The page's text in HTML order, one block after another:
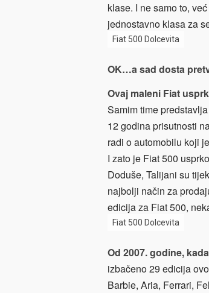
klase. I ne samo to,
jednostavno klasa za
Fiat 500 Dolcevita
OK…a sad dosta
Ovaj maleni Fiat
Samim time
12 godina prisutnosti
radi o automobilu koji
I zato je Fiat 500
Doduše, Talijani su
najbolji način za
edicija za Fiat 500,
Fiat 500 Dolcevita
Od 2007. godine,
izbačeno 29 edicija
Barbie, Aria, Ferrari,